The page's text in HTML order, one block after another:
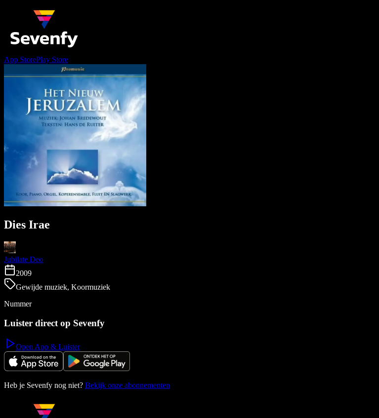
App StorePlay Store
Dies Irae
Jubilate Deo
2009
Gewijde muziek, Koormuziek
Nummer
Luister direct op Sevenfy
Open App & Luister
Heb je Sevenfy nog niet? Bekijk onze abonnementen